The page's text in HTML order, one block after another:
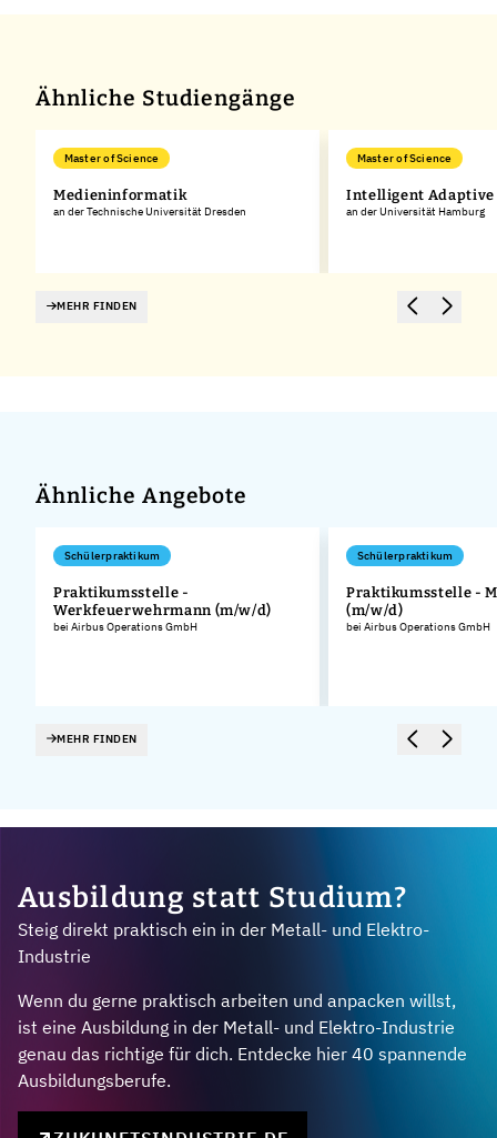
Ähnliche Studiengänge
Master of Science
Medieninformatik
an der Technische Universität Dresden
Master of Science
Intelligent Adaptive
an der Universität Hamburg
MEHR FINDEN
Ähnliche Angebote
Schülerpraktikum
Praktikumsstelle -
Werkfeuerwehrmann (m/w/d)
bei Airbus Operations GmbH
Schülerpraktikum
Praktikumsstelle -
(m/w/d)
bei Airbus Operations GmbH
MEHR FINDEN
Ausbildung statt Studium?
Steig direkt praktisch ein in der Metall- und Elektro-
Industrie
Wenn du gerne praktisch arbeiten und anpacken willst,
ist eine Ausbildung in der Metall- und Elektro-Industrie
genau das richtige für dich. Entdecke hier 40 spannende
Ausbildungsberufe.